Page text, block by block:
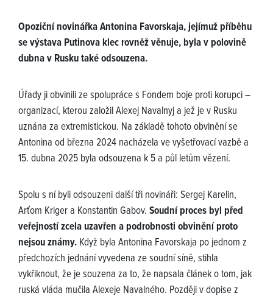
Opoziční novinářka Antonina Favorskaja, jejímuž příběhu
se výstava Putinova klec rovněž věnuje, byla v polovině
dubna v Rusku také odsouzena.
Úřady ji obvinili ze spolupráce s Fondem boje proti korupci –
organizací, kterou založil Alexej Navalnyj a jež je v Rusku
uznána za extremistickou. Na základě tohoto obvinění se
Antonina od března 2024 nacházela ve vyšetřovací vazbě a
15. dubna 2025 byla odsouzena k 5 a půl letům vězení.
Spolu s ní byli odsouzeni další tři novináři: Sergej Karelin,
Arťom Kriger a Konstantin Gabov. Soudní proces byl před
veřejností zcela uzavřen a podrobnosti obvinění proto
nejsou známy. Když byla Antonina Favorskaja po jednom z
předchozích jednání vyvedena ze soudní síně, stihla
vykřiknout, že je souzena za to, že napsala článek o tom, jak
ruská vláda mučila Alexeje Navalného. Později v dopise z